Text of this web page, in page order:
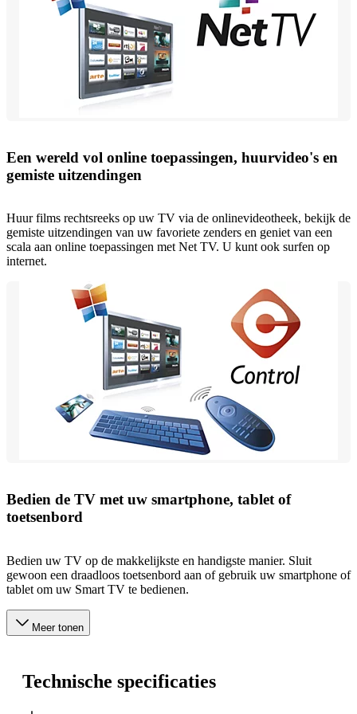
Een wereld vol online toepassingen, huurvideo's en
gemiste uitzendingen
Huur films rechtsreeks op uw TV via de onlinevideotheek, bekijk de
gemiste uitzendingen van uw favoriete zenders en geniet van een
scala aan online toepassingen met Net TV. U kunt ook surfen op
internet.
Bedien de TV met uw smartphone, tablet of
toetsenbord
Bedien uw TV op de makkelijkste en handigste manier. Sluit
gewoon een draadloos toetsenbord aan of gebruik uw smartphone of
tablet om uw Smart TV te bedienen.
Meer tonen
Technische specificaties